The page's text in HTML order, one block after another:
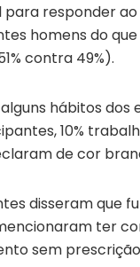
para responder
homens do
contra 49%).
hábitos
10%
de cor
disseram que
ter
sem